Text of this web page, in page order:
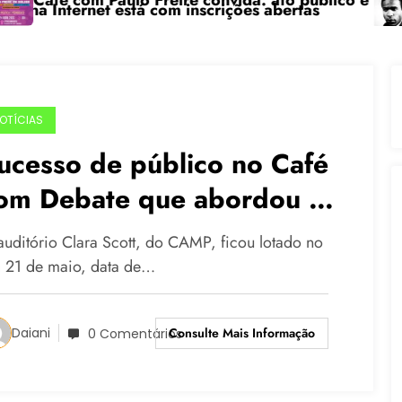
está com inscrições abertas
de público no Café
Debate que abordou o
da economia solidária
Clara Scott, do CAMP, ficou lotado no
21 de maio, data de…
Daiani 0 ComentáriosConsulte Mais Informação